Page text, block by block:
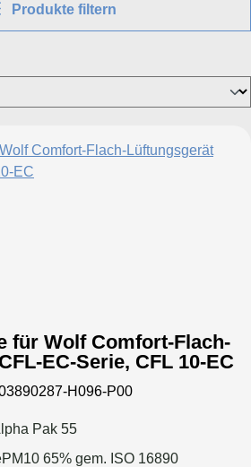
Produkte filtern
für Wolf Comfort-Flach-
EC-Serie, CFL 10-EC
H096-P00
Pak 55
65% gem. ISO 16890